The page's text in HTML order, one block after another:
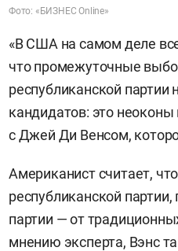
Фото: «БИЗНЕС Online»
«В США на самом деле
что промежуточные
республиканской
кандидатов: это
с Джей Ди Венсом,
Американист считает,
республиканской
партии — от
мнению эксперта, Вэнс